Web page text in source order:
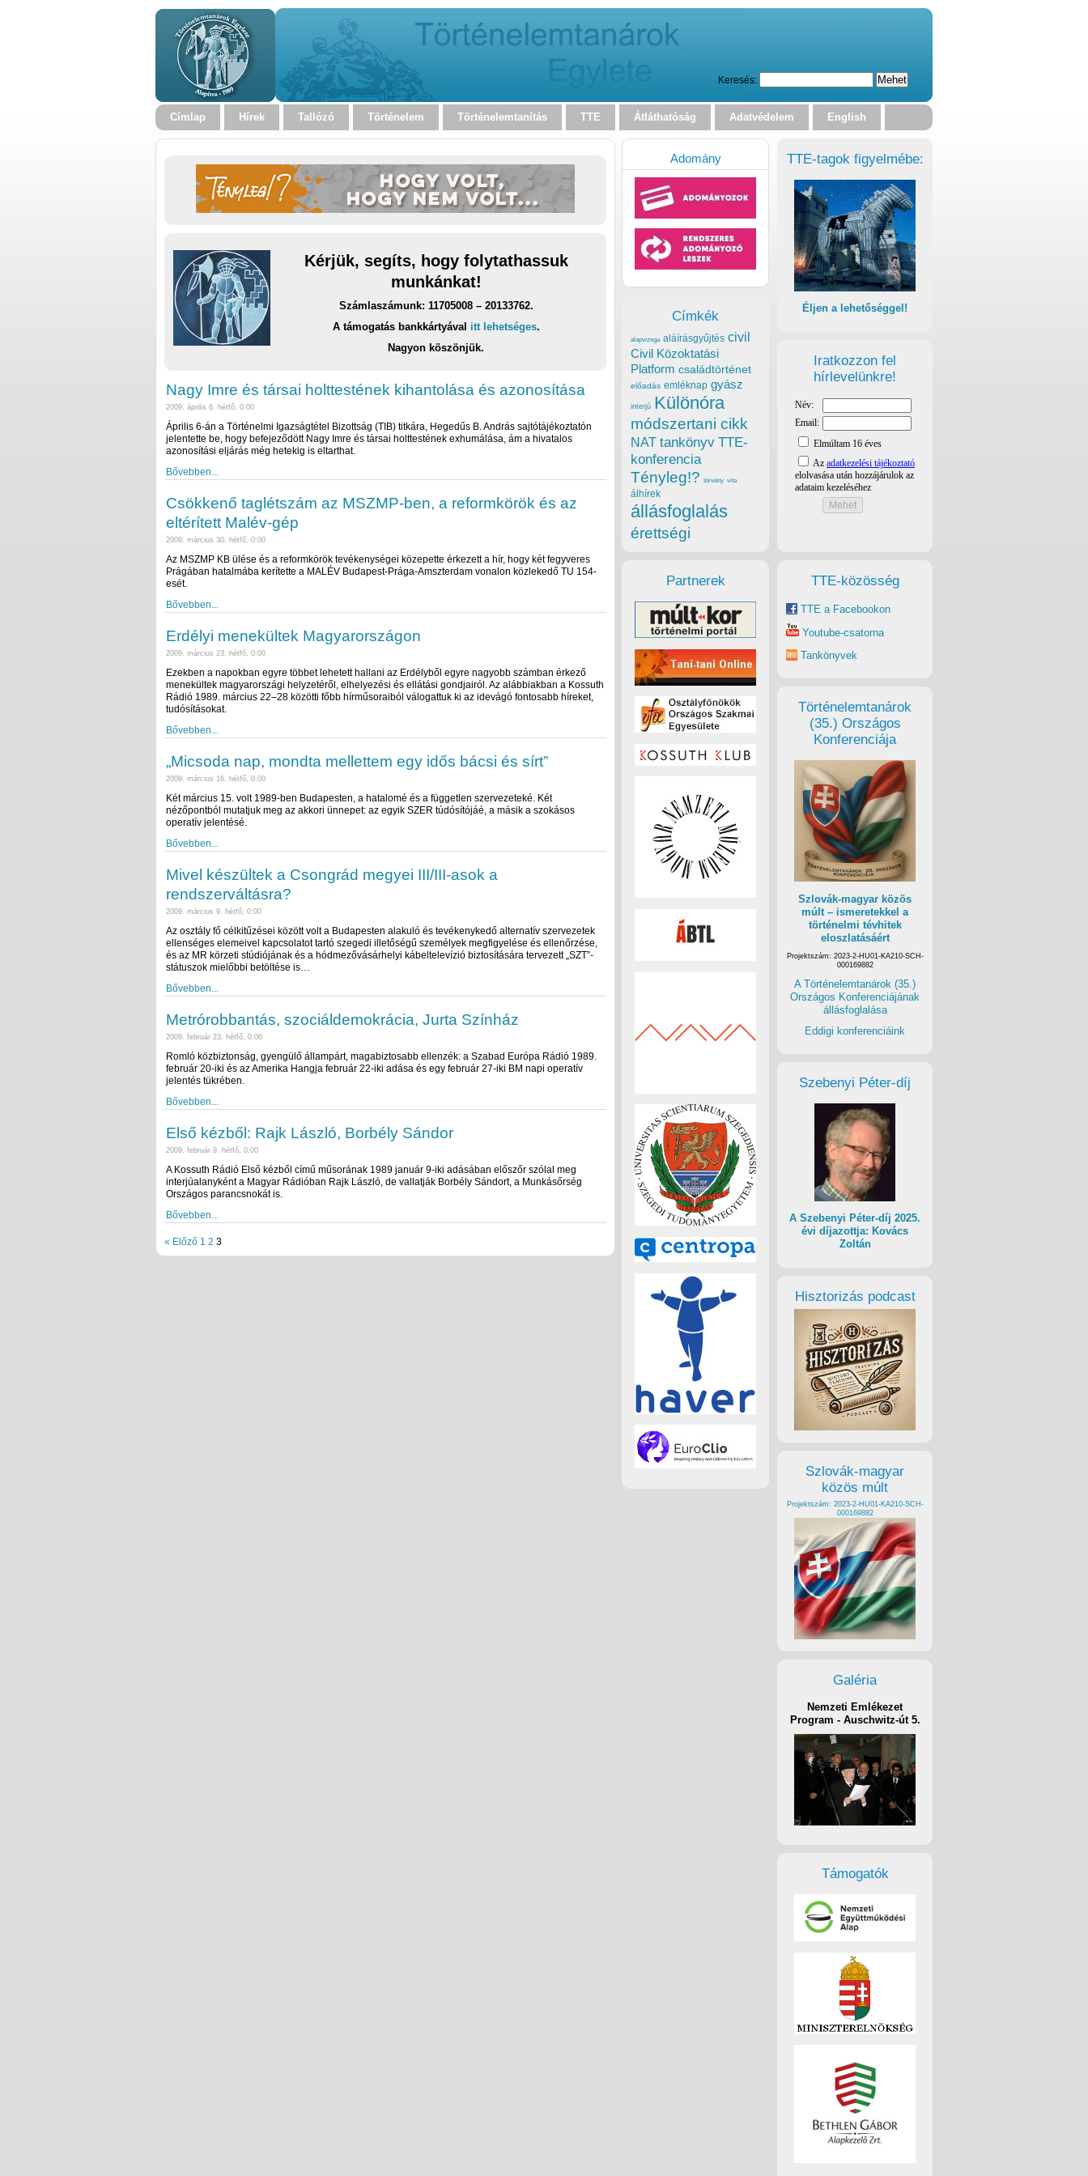
Keresés:
Címlap Hírek Tallózó Történelem Történelemtanítás TTE Átláthatóság Adatvédelem English
Kérjük, segíts, hogy folytathassuk
munkánkat!
Számlaszámunk: 11705008 – 20133762.
A támogatás bankkártyával itt lehetséges.
Nagyon köszönjük.
Nagy Imre és társai holttestének kihantolása és azonosítása
2009. április 6. hétfő, 0:00
Április 6-án a Történelmi Igazságtétel Bizottság (TIB) titkára, Hegedűs B. András sajtótájékoztatón
jelentette be, hogy befejeződött Nagy Imre és társai holttestének exhumálása, ám a hivatalos
azonosítási eljárás még hetekig is eltarthat.
Bővebben...
Csökkenő taglétszám az MSZMP-ben, a reformkörök és az
eltérített Malév-gép
2009. március 30. hétfő, 0:00
Az MSZMP KB ülése és a reformkörök tevékenységei közepette érkezett a hír, hogy két fegyveres
Prágában hatalmába kerítette a MALÉV Budapest-Prága-Amszterdam vonalon közlekedő TU 154-
esét.
Bővebben...
Erdélyi menekültek Magyarországon
2009. március 23. hétfő, 0:00
Ezekben a napokban egyre többet lehetett hallani az Erdélyből egyre nagyobb számban érkező
menekültek magyarországi helyzetéről, elhelyezési és ellátási gondjairól. Az alábbiakban a Kossuth
Rádió 1989. március 22–28 közötti főbb hírműsoraiból válogattuk ki az idevágó fontosabb híreket,
tudósításokat.
Bővebben...
„Micsoda nap, mondta mellettem egy idős bácsi és sírt”
2009. március 16. hétfő, 0:00
Két március 15. volt 1989-ben Budapesten, a hatalomé és a független szervezeteké. Két
nézőpontból mutatjuk meg az akkori ünnepet: az egyik SZER túdósítójáé, a másik a szokásos
operatív jelentésé.
Bővebben...
Mivel készültek a Csongrád megyei III/III-asok a
rendszerváltásra?
2009. március 9. hétfő, 0:00
Az osztály fő célkitűzései között volt a Budapesten alakuló és tevékenykedő alternatív szervezetek
ellenséges elemeivel kapcsolatot tartó szegedi illetőségű személyek megfigyelése és ellenőrzése,
és az MR körzeti stúdiójának és a hódmezővásárhelyi kábeltelevízió biztosítására tervezett „SZT”-
státuszok mielőbbi betöltése is…
Bővebben...
Metrórobbantás, szociáldemokrácia, Jurta Színház
2009. február 23. hétfő, 0:00
Romló közbiztonság, gyengülő állampárt, magabiztosabb ellenzék: a Szabad Európa Rádió 1989.
február 20-iki és az Amerika Hangja február 22-iki adása és egy február 27-iki BM napi operatív
jelentés tükrében.
Bővebben...
Első kézből: Rajk László, Borbély Sándor
2009. február 9. hétfő, 0:00
A Kossuth Rádió Első kézből című műsorának 1989 január 9-iki adásában előszőr szólal meg
interjúalanyként a Magyar Rádióban Rajk László, de vallatják Borbély Sándort, a Munkásőrség
Országos parancsnokát is.
Bővebben...
« Előző 1 2 3
TTE-tagok figyelmébe:
Éljen a lehetőséggel!
Iratkozzon fel
hírlevelünkre!
TTE-közösség
TTE a Facebookon
Youtube-csatorna
Tankönyvek
Történelemtanárok
(35.) Országos
Konferenciája
Szlovák-magyar közös
múlt – ismeretekkel a
történelmi tévhitek
eloszlatásáért
Projektszám: 2023-2-HU01-KA210-SCH-
000169882
A Történelemtanárok (35.)
Országos Konferenciájának
állásfoglalása
Eddigi konferenciáink
Szebenyi Péter-díj
A Szebenyi Péter-díj 2025.
évi díjazottja: Kovács
Zoltán
Hisztorizás podcast
Szlovák-magyar
közös múlt
Projektszám: 2023-2-HU01-KA210-SCH-
000169882
Galéria
Nemzeti Emlékezet
Program - Auschwitz-út 5.
Támogatók
Adomány
Címkék
alapvizsga aláírásgyűjtés civil
Civil Közoktatási
Platform családtörténet
előadás emléknap gyász
interjú Különóra
módszertani cikk
NAT tankönyv TTE-
konferencia
Tényleg!? törvény vita
álhírek
állásfoglalás
érettségi
Partnerek